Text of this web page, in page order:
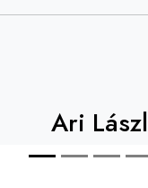
Ari